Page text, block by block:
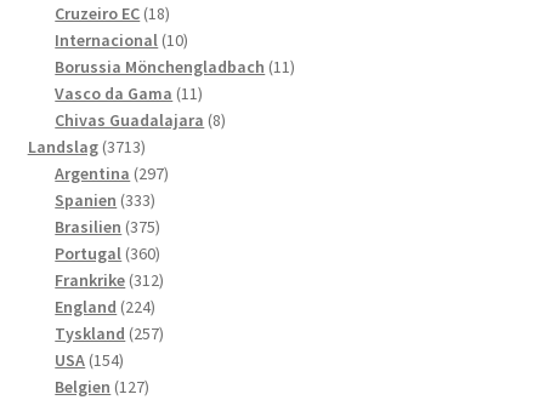
produkter
Cruzeiro EC 1818
produkter
Internacional 1010
produkter
Borussia Mönchengladbach 1111
Vasco da Gama 1111
produkter
Chivas Guadalajara 88
Landslag 37133713
produkter
Argentina 297297
Spanien 333333
produkter
Brasilien 375375
produkter
Portugal 360360
produkter
Frankrike 312312
England 224224
produkter
Tyskland 257257
USA 154154
produkter
Belgien 127127